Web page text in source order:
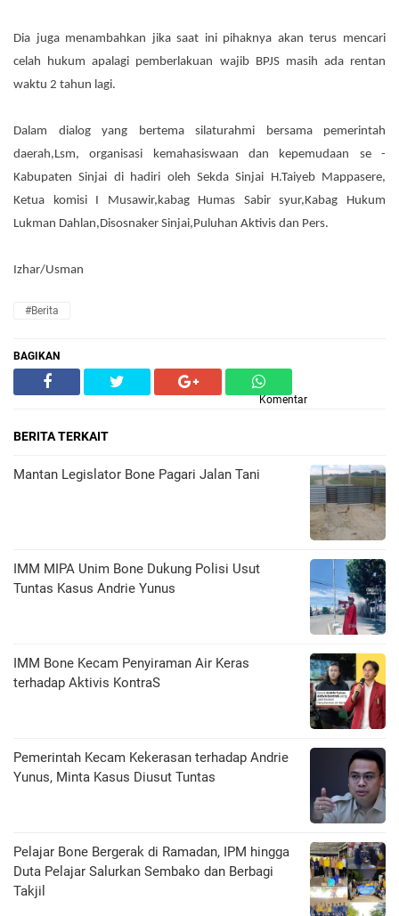
Dia juga menambahkan jika saat ini pihaknya akan terus mencari
celah hukum apalagi pemberlakuan wajib BPJS masih ada rentan
waktu 2 tahun lagi.
Dalam dialog yang bertema silaturahmi bersama pemerintah
daerah,Lsm, organisasi kemahasiswaan dan kepemudaan se -
Kabupaten Sinjai di hadiri oleh Sekda Sinjai H.Taiyeb Mappasere,
Ketua komisi I Musawir,kabag Humas Sabir syur,Kabag Hukum
Lukman Dahlan,Disosnaker Sinjai,Puluhan Aktivis dan Pers.
‎Izhar/Usman
#Berita
BAGIKAN
Komentar
BERITA TERKAIT
Mantan Legislator Bone Pagari Jalan Tani
IMM MIPA Unim Bone Dukung Polisi Usut
Tuntas Kasus Andrie Yunus
IMM Bone Kecam Penyiraman Air Keras
terhadap Aktivis KontraS
Pemerintah Kecam Kekerasan terhadap Andrie
Yunus, Minta Kasus Diusut Tuntas
Pelajar Bone Bergerak di Ramadan, IPM hingga
Duta Pelajar Salurkan Sembako dan Berbagi
Takjil